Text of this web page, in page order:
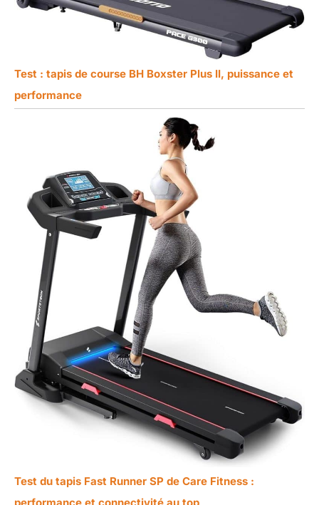
Test : tapis de course BH Boxster Plus II, puissance et
performance
Test du tapis Fast Runner SP de Care Fitness :